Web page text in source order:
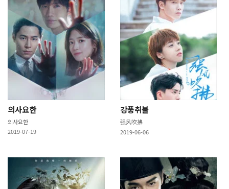
의사요한
의사요한
2019-07-19
강풍취불
强风吹拂
2019-06-06